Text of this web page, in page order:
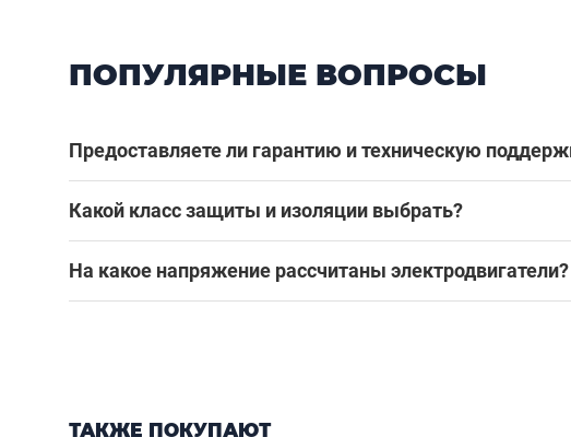
ПОПУЛЯРНЫЕ ВОПРОСЫ
Предоставляете ли гарантию и техническую
Какой класс защиты и изоляции выбрать?
На какое напряжение рассчитаны электродвигатели?
ТАКЖЕ ПОКУПАЮТ